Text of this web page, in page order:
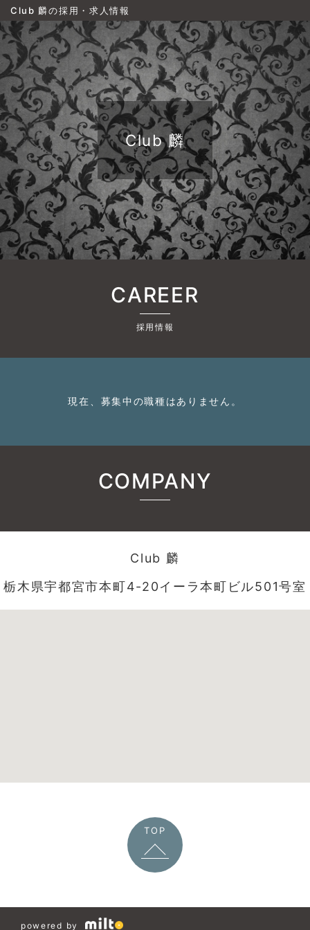
Club 麟の採用・求人情報
Club 麟
CAREER
採用情報
現在、募集中の職種はありません。
COMPANY
Club 麟
栃木県宇都宮市本町4-20イーラ本町ビル501号室
TOP
powered by